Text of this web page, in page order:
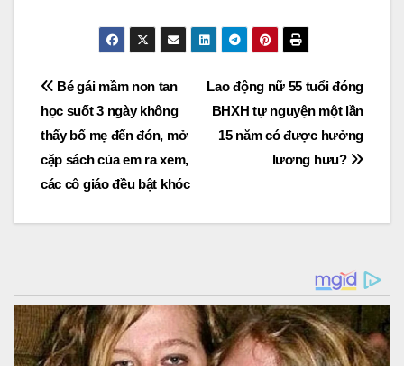
Post
navigation
Lao động nữ 55 tuổi đóng
BHXH tự nguyện một lần
15 năm có được hưởng
lương hưu?
Bé gái mầm non tan
học suốt 3 ngày không
thấy bố mẹ đến đón, mở
cặp sách của em ra xem,
các cô giáo đều bật khóc